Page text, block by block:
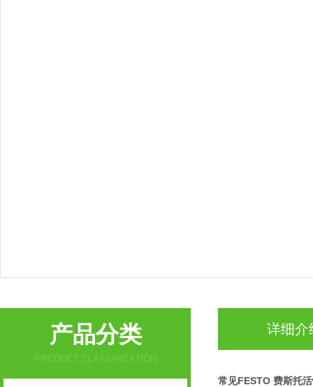
产品分类
PRODUCT CLASSIFICATION
详细介
常见FESTO 费斯托